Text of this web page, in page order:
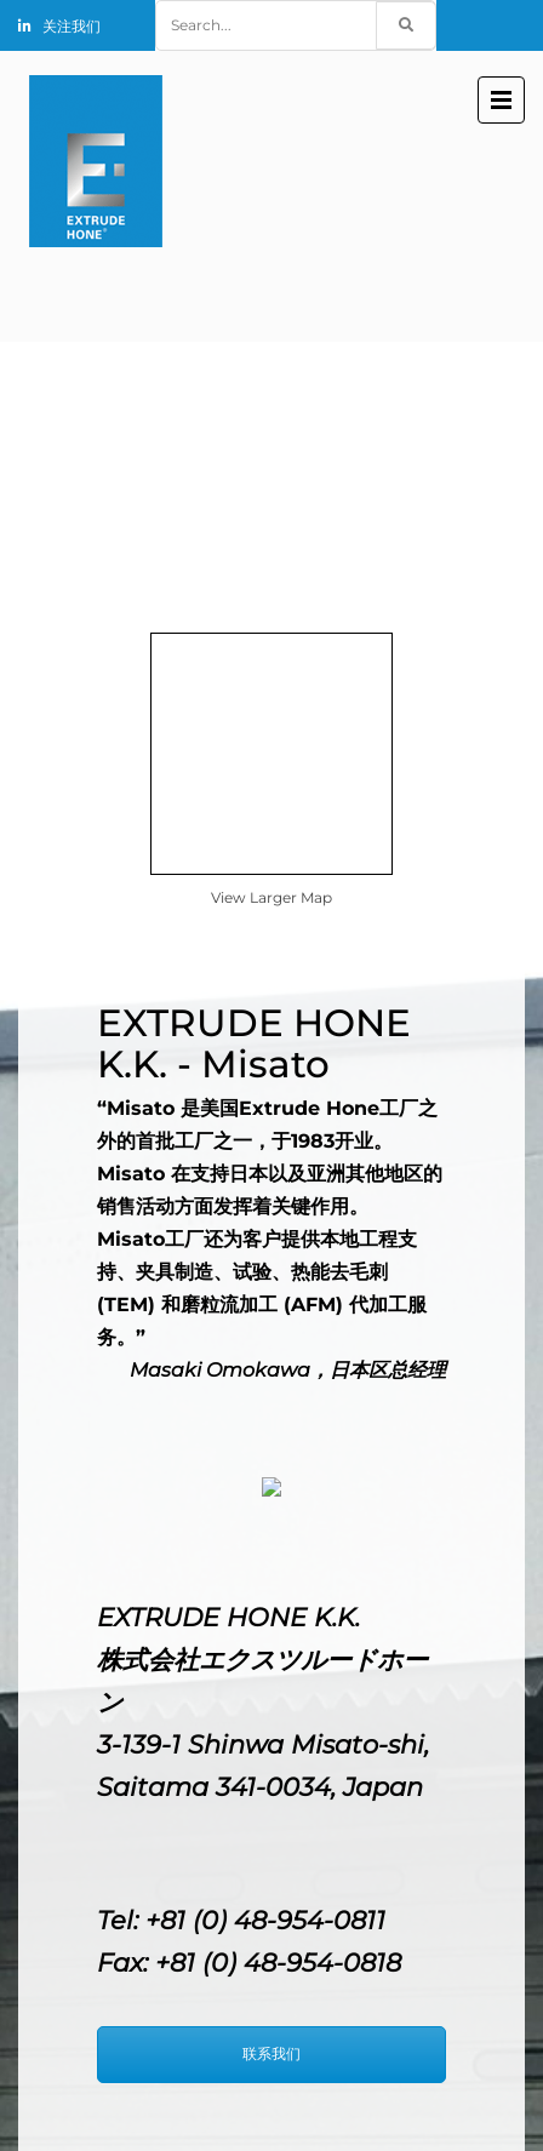
关注我们
for:
View Larger Map
EXTRUDE HONE
K.K. - Misato
“Misato 是美国Extrude Hone工厂之
外的首批工厂之一，于1983开业。
Misato 在支持日本以及亚洲其他地区的
销售活动方面发挥着关键作用。
Misato工厂还为客户提供本地工程支
持、夹具制造、试验、热能去毛刺
(TEM) 和磨粒流加工 (AFM) 代加工服
务。”
Masaki Omokawa，日本区总经理
EXTRUDE HONE K.K.
株式会社エクスツルードホー
ン
3-139-1 Shinwa Misato-shi,
Saitama 341-0034, Japan
Tel: +81 (0) 48-954-0811
Fax: +81 (0) 48-954-0818
联系我们